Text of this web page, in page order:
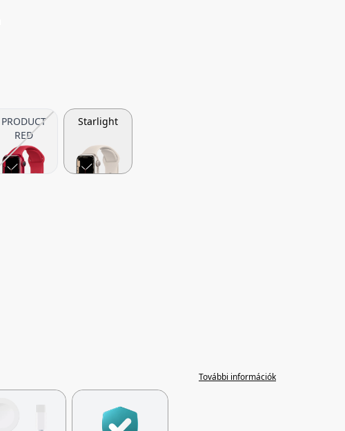
PRODUCT
RED
Starlight
További információk